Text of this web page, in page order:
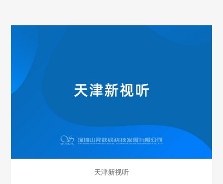
天津新视听